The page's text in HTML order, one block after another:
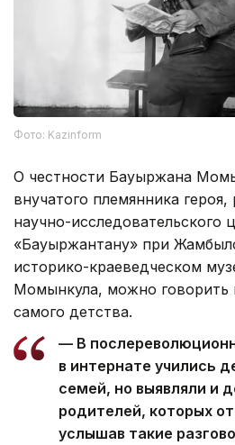
Фото: Kazinform
О честности Бауыржана
внучатого племянника героя,
научно-исследовательского
«Бауыржантану» при
историко-краеведческом
Момынкула, можно говорить
самого детства.
— В
в интернате учились
семей, но выявляли и
родителей, которых
услышав такие